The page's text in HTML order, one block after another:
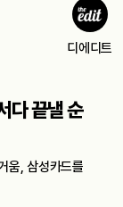
디에디트
다 끝낼 순
움, 삼성카드를